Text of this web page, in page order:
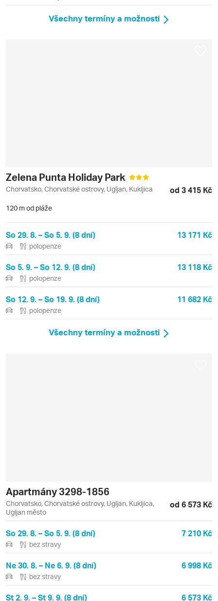
Všechny termíny a možnosti
Zelena Punta Holiday Park
Chorvatsko, Chorvatské ostrovy, Ugljan, Kukljica od 3 415 Kč
120 m od pláže
So 29. 8. – So 5. 9. (8 dní) 13 171 Kč
polopenze
So 5. 9. – So 12. 9. (8 dní) 13 118 Kč
polopenze
So 12. 9. – So 19. 9. (8 dní) 11 682 Kč
polopenze
Všechny termíny a možnosti
Apartmány 3298-1856
Chorvatsko, Chorvatské ostrovy, Ugljan, Kukljica,
Ugljan město
od 6 573 Kč
So 29. 8. – So 5. 9. (8 dní) 7 210 Kč
bez stravy
Ne 30. 8. – Ne 6. 9. (8 dní) 6 998 Kč
bez stravy
St 2. 9. – St 9. 9. (8 dní) 6 573 Kč